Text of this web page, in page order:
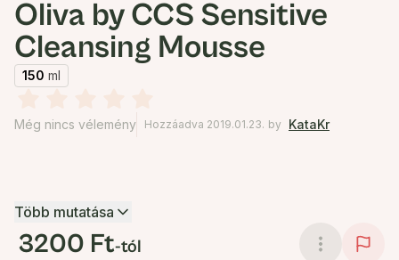
Oliva by CCS Sensitive
Cleansing Mousse
150 ml
Még nincs vélemény Hozzáadva 2019.01.23. by KataKr
Több mutatása
3200 Ft-tól